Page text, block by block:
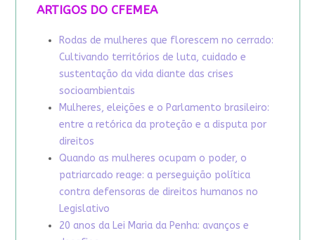
ARTIGOS DO CFEMEA
Rodas de mulheres que florescem no cerrado:
Cultivando territórios de luta, cuidado e
sustentação da vida diante das crises
socioambientais
Mulheres, eleições e o Parlamento brasileiro:
entre a retórica da proteção e a disputa por
direitos
Quando as mulheres ocupam o poder, o
patriarcado reage: a perseguição política
contra defensoras de direitos humanos no
Legislativo
20 anos da Lei Maria da Penha: avanços e